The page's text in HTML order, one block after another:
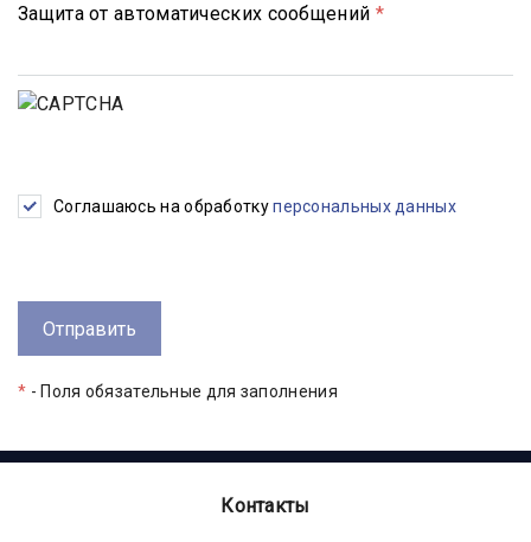
Защита от автоматических сообщений *
Соглашаюсь на обработкуперсональных данных
* - Поля обязательные для заполнения
Контакты